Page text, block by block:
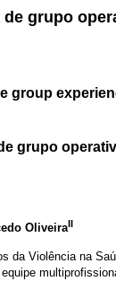
grupo
group
grupo
OliveiraII
da Violência na